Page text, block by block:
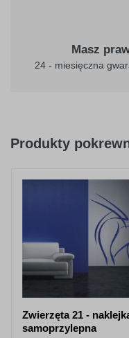
Masz
24 - miesięczna
Produkty
Zwierzęta 21 -
samoprzylepna